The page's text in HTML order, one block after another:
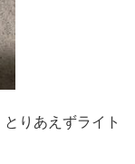
りあえずライト